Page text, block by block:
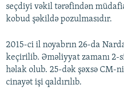
seçdiyi vəkil tərəfindən
kobud şəkildə pozulmasıdır.
2015-ci il noyabrın 26-da
keçirilib. Əməliyyat zamanı 2-
həlak olub. 25-dək şəxsə CM-
cinayət işi qaldırılıb.